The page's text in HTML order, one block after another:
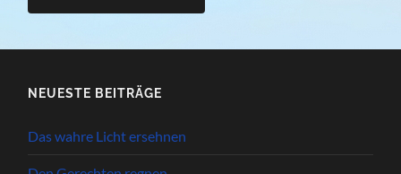
NEUESTE BEITRÄGE
Das wahre Licht ersehnen